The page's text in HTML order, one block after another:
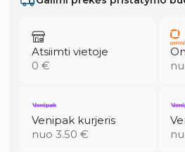
Atsiimti vietoje
0 €
Venipak kurjeris
nuo 3.50 €